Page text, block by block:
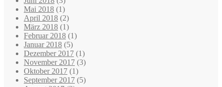
Mai 2018 (1)
April 2018 (2)
März 2018 (1)
Februar 2018 (1)
Januar 2018 (5)
Dezember 2017 (1)
November 2017 (3)
Oktober 2017 (1)
September 2017 (5)